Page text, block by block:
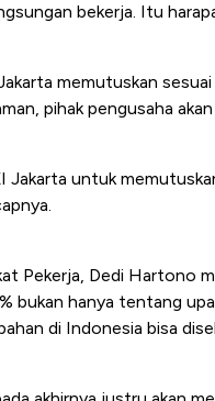
bekerja. Itu
memutuskan
pihak pengusaha
Jakarta untuk
Pekerja, Dedi Hartono
bukan hanya tentang
di Indonesia bisa